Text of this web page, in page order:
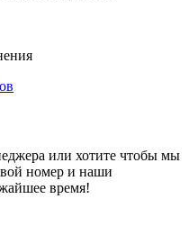
или хотите чтобы мы
номер и наши
время!